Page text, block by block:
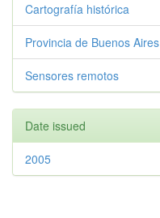
Cartografía histórica
Provincia de Buenos Aires
Sensores remotos
Date issued
2005